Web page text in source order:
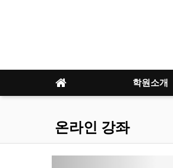
학원소개
온라인 강좌